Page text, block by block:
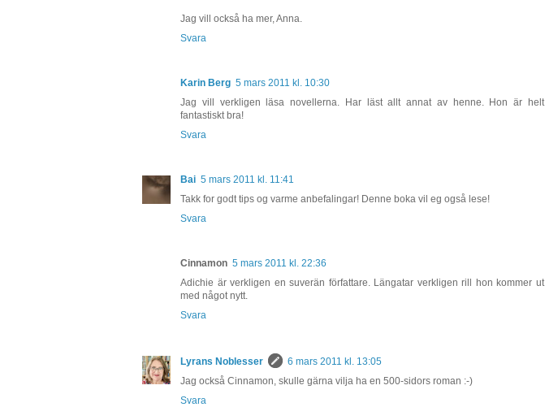
Jag vill också ha mer, Anna.
Svara
Karin Berg 5 mars 2011 kl. 10:30
Jag vill verkligen läsa novellerna. Har läst allt annat av henne. Hon är helt
fantastiskt bra!
Svara
Bai 5 mars 2011 kl. 11:41
Takk for godt tips og varme anbefalingar! Denne boka vil eg også lese!
Svara
Cinnamon 5 mars 2011 kl. 22:36
Adichie är verkligen en suverän författare. Längatar verkligen rill hon kommer ut
med något nytt.
Svara
Lyrans Noblesser
6 mars 2011 kl. 13:05
Jag också Cinnamon, skulle gärna vilja ha en 500-sidors roman :-)
Svara